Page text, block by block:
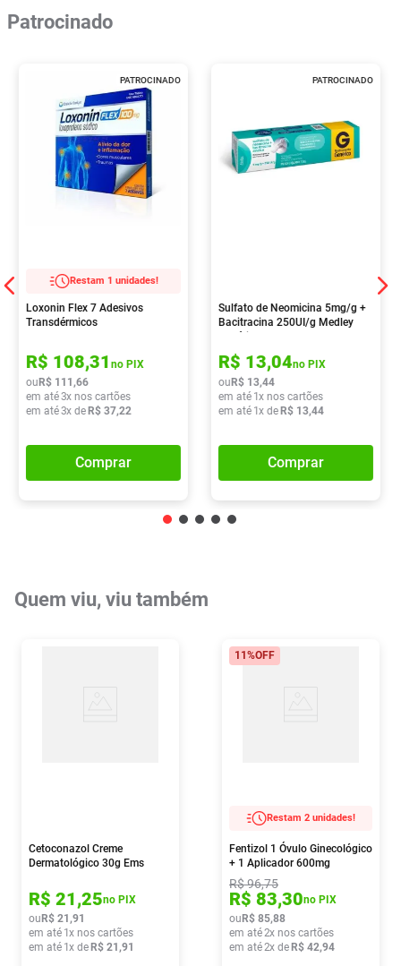
Patrocinado
PATROCINADO
Restam 1 unidades!
Loxonin Flex 7 Adesivos
Transdérmicos
R$ 108,31 no PIX
ou R$ 111 ,66
em até3x nos cartões
em até3x de R$ 37,22
Comprar
PATROCINADO
Sulfato de Neomicina 5mg/g +
Bacitracina 250UI/g Medley
Dermatológica 15g
R$ 13,04no PIX
ou R$ 13,44
em até 1x nos cartões
em até 1x de R$ 13,44
Comprar
Quem viu, viu também
Cetoconazol Creme
Dermatológico 30g Ems
R$ 21,25no PIX
ou R$ 21 ,91
em até 1x nos cartões
em até 1x de R$ 21 ,91
11%OFF
Restam 2 unidades!
Fentizol 1 Óvulo Ginecológico
+ 1 Aplicador 600mg
R$96,75
R$ 83,30no PIX
ou R$ 85,88
em até2x nos cartões
em até2x de R$ 42,94